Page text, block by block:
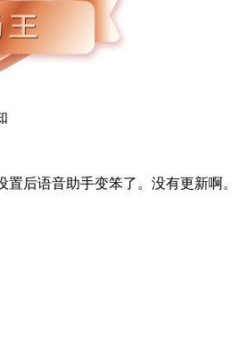
置后语音助手变笨了。没有更新啊。